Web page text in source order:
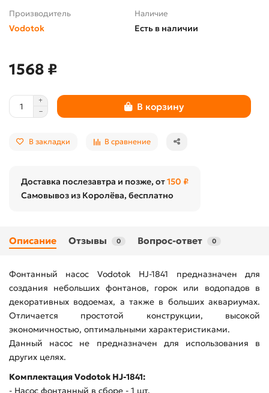
Производитель
Vodotok
Наличие
Есть в наличии
1568 ₽
В корзину
В закладки В сравнение
Доставка послезавтра и позже, от150 ₽
Самовывоз из Королёва, бесплатно
Описание Отзывы 0 Вопрос-ответ 0
Фонтанный насос Vodotok HJ-1841 предназначен для
создания небольших фонтанов, горок или водопадов в
декоративных водоемах, а также в больших аквариумах.
Отличается простотой конструкции, высокой
экономичностью, оптимальными характеристиками.
Данный насос не предназначен для использования в
других целях.
Комплектация Vodotok HJ-1841:
- Насос фонтанный в сборе - 1 шт.